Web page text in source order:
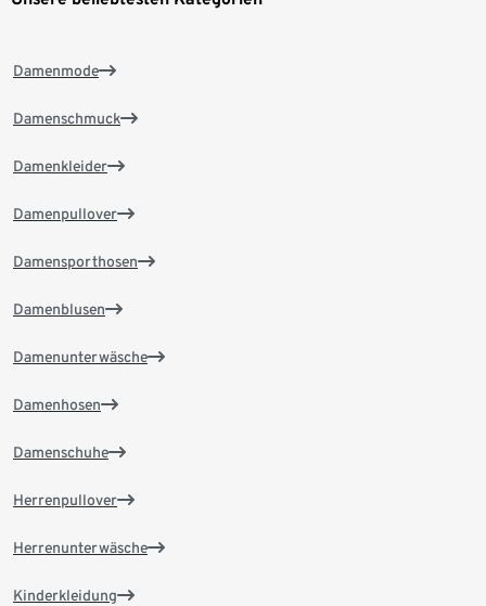
Damenmode
Damenschmuck
Damenkleider
Damenpullover
Damensporthosen
Damenblusen
Damenunterwäsche
Damenhosen
Damenschuhe
Herrenpullover
Herrenunterwäsche
Kinderkleidung